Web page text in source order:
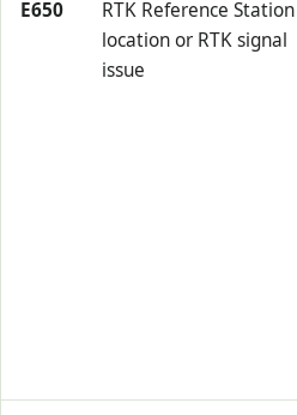
E650
RTK Reference Station
location or RTK signal
issue